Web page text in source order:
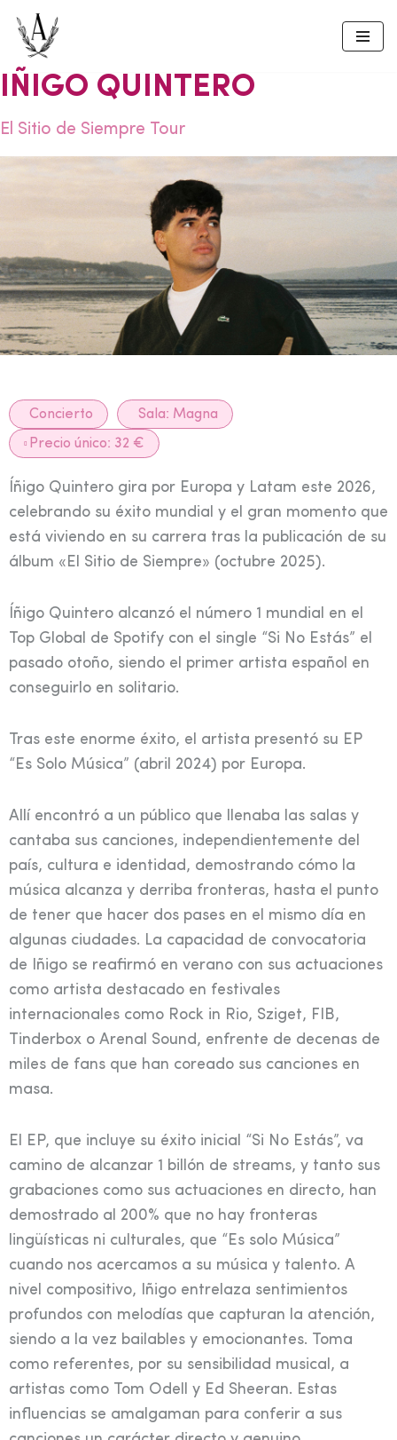
Skip
to
content
IÑIGO QUINTERO
El Sitio de Siempre Tour
Concierto Sala: Magna
Precio único: 32 €
Íñigo Quintero gira por Europa y Latam este 2026,
celebrando su éxito mundial y el gran momento que
está viviendo en su carrera tras la publicación de su
álbum «El Sitio de Siempre» (octubre 2025).
Íñigo Quintero alcanzó el número 1 mundial en el
Top Global de Spotify con el single “Si No Estás” el
pasado otoño, siendo el primer artista español en
conseguirlo en solitario.
Tras este enorme éxito, el artista presentó su EP
“Es Solo Música” (abril 2024) por Europa.
Allí encontró a un público que llenaba las salas y
cantaba sus canciones, independientemente del
país, cultura e identidad, demostrando cómo la
música alcanza y derriba fronteras, hasta el punto
de tener que hacer dos pases en el mismo día en
algunas ciudades. La capacidad de convocatoria
de Iñigo se reafirmó en verano con sus actuaciones
como artista destacado en festivales
internacionales como Rock in Rio, Sziget, FIB,
Tinderbox o Arenal Sound, enfrente de decenas de
miles de fans que han coreado sus canciones en
masa.
El EP, que incluye su éxito inicial “Si No Estás”, va
camino de alcanzar 1 billón de streams, y tanto sus
grabaciones como sus actuaciones en directo, han
demostrado al 200% que no hay fronteras
lingüísticas ni culturales, que “Es solo Música”
cuando nos acercamos a su música y talento. A
nivel compositivo, Iñigo entrelaza sentimientos
profundos con melodías que capturan la atención,
siendo a la vez bailables y emocionantes. Toma
como referentes, por su sensibilidad musical, a
artistas como Tom Odell y Ed Sheeran. Estas
influencias se amalgaman para conferir a sus